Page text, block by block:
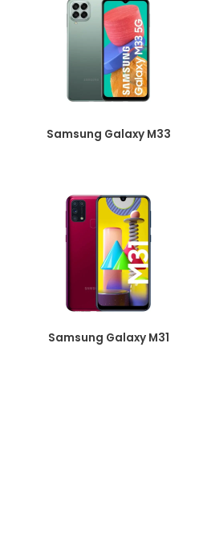
Samsung Galaxy M33
Samsung Galaxy M31